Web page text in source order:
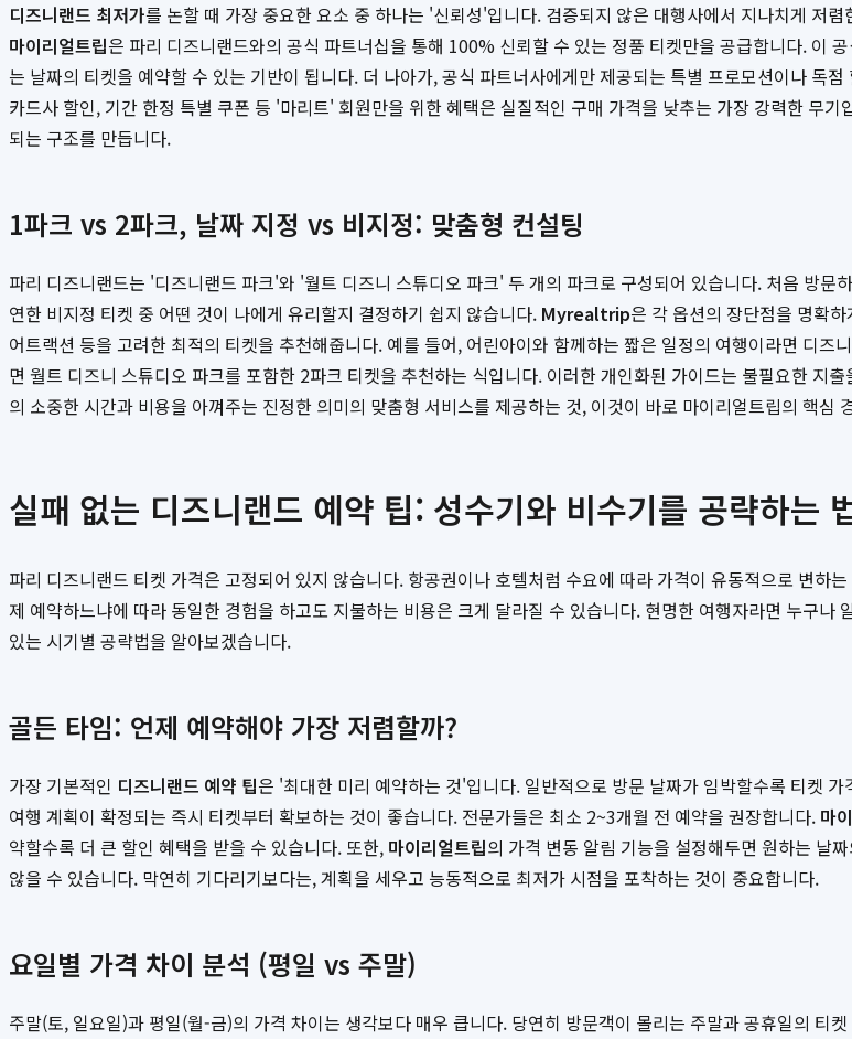
디즈니랜드 최저가를 논할 때 가장 중요한 요소 중 하나는 '신뢰성'입니다. 검증되지 않은 대행사에서 지나치게 저
마이리얼트립은 파리 디즈니랜드와의 공식 파트너십을 통해 100% 신뢰할 수 있는 정품 티켓만을 공급합니다. 이
는 날짜의 티켓을 예약할 수 있는 기반이 됩니다. 더 나아가, 공식 파트너사에게만 제공되는 특별 프로모션이나 독
카드사 할인, 기간 한정 특별 쿠폰 등 '마리트' 회원만을 위한 혜택은 실질적인 구매 가격을 낮추는 가장 강력한 무
되는 구조를 만듭니다.
1파크 vs 2파크, 날짜 지정 vs 비지정: 맞춤형 컨설팅
파리 디즈니랜드는 '디즈니랜드 파크'와 '월트 디즈니 스튜디오 파크' 두 개의 파크로 구성되어 있습니다. 처음 방
연한 비지정 티켓 중 어떤 것이 나에게 유리할지 결정하기 쉽지 않습니다. Myrealtrip은 각 옵션의 장단점을 명확
어트랙션 등을 고려한 최적의 티켓을 추천해줍니다. 예를 들어, 어린아이와 함께하는 짧은 일정의 여행이라면 디
면 월트 디즈니 스튜디오 파크를 포함한 2파크 티켓을 추천하는 식입니다. 이러한 개인화된 가이드는 불필요한 지
의 소중한 시간과 비용을 아껴주는 진정한 의미의 맞춤형 서비스를 제공하는 것, 이것이 바로 마이리얼트립의 핵심
실패 없는 디즈니랜드 예약 팁: 성수기와 비수기를 공략하는
파리 디즈니랜드 티켓 가격은 고정되어 있지 않습니다. 항공권이나 호텔처럼 수요에 따라 가격이 유동적으로 변
제 예약하느냐에 따라 동일한 경험을 하고도 지불하는 비용은 크게 달라질 수 있습니다. 현명한 여행자라면 누구
있는 시기별 공략법을 알아보겠습니다.
골든 타임: 언제 예약해야 가장 저렴할까?
가장 기본적인 디즈니랜드 예약 팁은 '최대한 미리 예약하는 것'입니다. 일반적으로 방문 날짜가 임박할수록 티켓
여행 계획이 확정되는 즉시 티켓부터 확보하는 것이 좋습니다. 전문가들은 최소 2~3개월 전 예약을 권장합니다. 마
약할수록 더 큰 할인 혜택을 받을 수 있습니다. 또한, 마이리얼트립의 가격 변동 알림 기능을 설정해두면 원하는 날
않을 수 있습니다. 막연히 기다리기보다는, 계획을 세우고 능동적으로 최저가 시점을 포착하는 것이 중요합니다.
요일별 가격 차이 분석 (평일 vs 주말)
주말(토, 일요일)과 평일(월-금)의 가격 차이는 생각보다 매우 큽니다. 당연히 방문객이 몰리는 주말과 공휴일의 티